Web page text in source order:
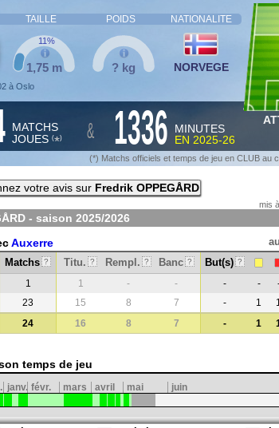
TAILLE POIDS NATIONALITE
à Oslo
1,75 m
11%
? kg NORVEGE
MATCHS
JOUES (*) & 1336
MINUTES
EN 2025-26
(*) Matchs officiels et temps de jeu en CLUB au
votre avis sur Fredrik OPPEGÅRD
mis
- saison 2025/2026
Auxerre
Matchs ? Titu. ? Rempl. ? Banc ? But(s) ?
1 1 - - - -
23 15 8 7 - 1
24 16 8 7 - 1
temps de jeu
janv. févr. mars avril mai juin